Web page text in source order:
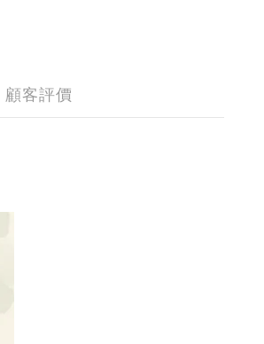
顧客評價